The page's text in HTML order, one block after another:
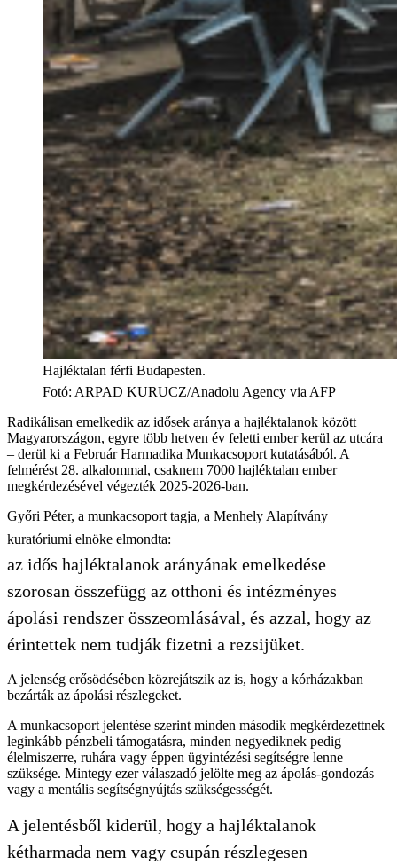
Hajléktalan férfi Budapesten.
Fotó: ARPAD KURUCZ/Anadolu Agency via AFP
Radikálisan emelkedik az idősek aránya a hajléktalanok között
Magyarországon, egyre több hetven év feletti ember kerül az utcára
– derül ki a Február Harmadika Munkacsoport kutatásából. A
felmérést 28. alkalommal, csaknem 7000 hajléktalan ember
megkérdezésével végezték 2025-2026-ban.
Győri Péter, a munkacsoport tagja, a Menhely Alapítvány
kuratóriumi elnöke elmondta:
az idős hajléktalanok arányának emelkedése
szorosan összefügg az otthoni és intézményes
ápolási rendszer összeomlásával, és azzal, hogy az
érintettek nem tudják fizetni a rezsijüket.
A jelenség erősödésében közrejátszik az is, hogy a kórházakban
bezárták az ápolási részlegeket.
A munkacsoport jelentése szerint minden második megkérdezettnek
leginkább pénzbeli támogatásra, minden negyediknek pedig
élelmiszerre, ruhára vagy éppen ügyintézési segítségre lenne
szüksége. Mintegy ezer válaszadó jelölte meg az ápolás-gondozás
vagy a mentális segítségnyújtás szükségességét.
A jelentésből kiderül, hogy a hajléktalanok
kétharmada nem vagy csupán részlegesen